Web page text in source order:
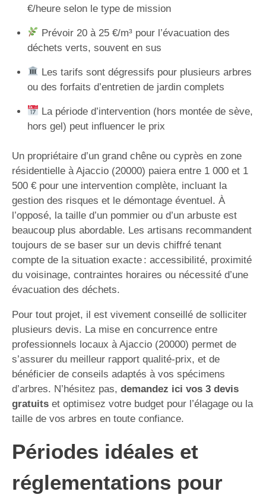
€/heure selon le type de mission
Prévoir 20 à 25 €/m³ pour l’évacuation des
déchets verts, souvent en sus
Les tarifs sont dégressifs pour plusieurs arbres
ou des forfaits d’entretien de jardin complets
La période d’intervention (hors montée de sève,
hors gel) peut influencer le prix
Un propriétaire d’un grand chêne ou cyprès en zone
résidentielle à Ajaccio (20000) paiera entre 1 000 et 1
500 € pour une intervention complète, incluant la
gestion des risques et le démontage éventuel. À
l’opposé, la taille d’un pommier ou d’un arbuste est
beaucoup plus abordable. Les artisans recommandent
toujours de se baser sur un devis chiffré tenant
compte de la situation exacte : accessibilité, proximité
du voisinage, contraintes horaires ou nécessité d’une
évacuation des déchets.
Pour tout projet, il est vivement conseillé de solliciter
plusieurs devis. La mise en concurrence entre
professionnels locaux à Ajaccio (20000) permet de
s’assurer du meilleur rapport qualité-prix, et de
bénéficier de conseils adaptés à vos spécimens
d’arbres. N’hésitez pas, demandez ici vos 3 devis
gratuits et optimisez votre budget pour l’élagage ou la
taille de vos arbres en toute confiance.
Périodes idéales et
réglementations pour